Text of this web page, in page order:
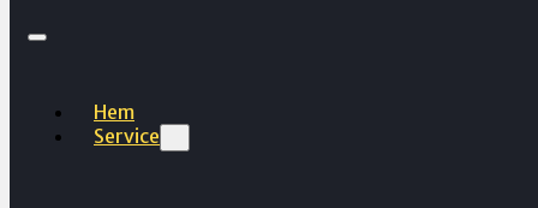
Hem
Service